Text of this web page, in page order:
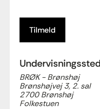
Tilmeld
Undervisningssted
BRØK - Brønshøj
Brønshøjvej 3, 2. sal
2700 Brønshøj
Folkestuen